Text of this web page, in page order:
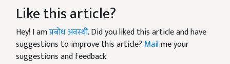
Like this article?
Hey! I amप्रबोध अवस्थी. Did you liked this article and have
suggestions to improve this article? Mailme your
suggestions and feedback.